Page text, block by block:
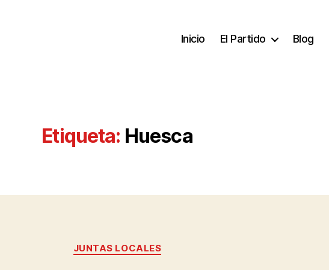
Inicio El Partido Blog
Etiqueta: Huesca
JUNTAS LOCALES